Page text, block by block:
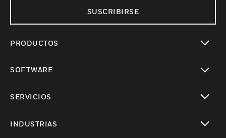
SUSCRIBIRSE
PRODUCTOS
SOFTWARE
SERVICIOS
INDUSTRIAS